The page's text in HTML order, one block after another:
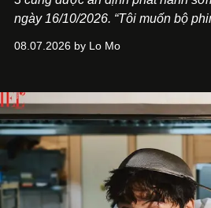
ngày 16/10/2026. “Tôi muốn bộ
Việt Nam”, NSX Will Vũ cho biết.
08.07.2026 by Lo Mo